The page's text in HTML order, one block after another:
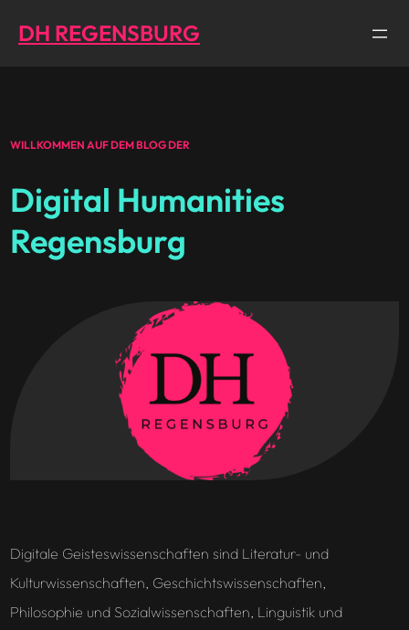
zumDH REGENSBURG
WILLKOMMEN AUF DEM BLOG DER
Digital Humanities
Regensburg
Digitale Geisteswissenschaften sind Literatur- und
Kulturwissenschaften, Geschichtswissenschaften,
Philosophie und Sozialwissenschaften, Linguistik und